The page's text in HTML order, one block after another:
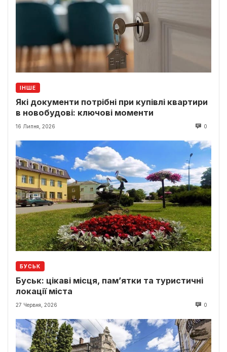
ІНШЕ
Які документи потрібні при купівлі квартири
в новобудові: ключові моменти
16 Липня, 2026 0
БУСЬК
Буськ: цікаві місця, пам’ятки та туристичні
локації міста
27 Червня, 2026 0